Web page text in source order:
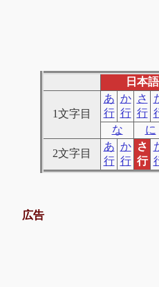
日本語
1文字目
あ
行
か
行
さ
行
な
に
2文字目
あ
行
か
行
さ
行
広告